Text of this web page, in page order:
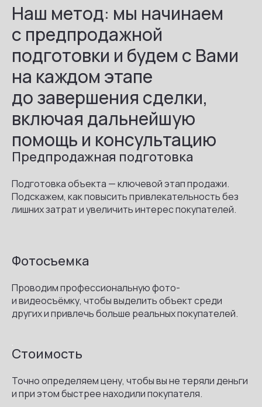
Наш метод: мы начинаем
с предпродажной
подготовки и будем с Вами
на каждом этапе
до завершения сделки,
включая дальнейшую
помощь и консультацию
Предпродажная подготовка
Подготовка объекта — ключевой этап продажи.
Подскажем, как повысить привлекательность без
лишних затрат и увеличить интерес покупателей.
Фотосъемка
Проводим профессиональную фото-
и видеосъёмку, чтобы выделить объект среди
других и привлечь больше реальных покупателей.
.
Стоимость
Точно определяем цену, чтобы вы не теряли деньги
и при этом быстрее находили покупателя.